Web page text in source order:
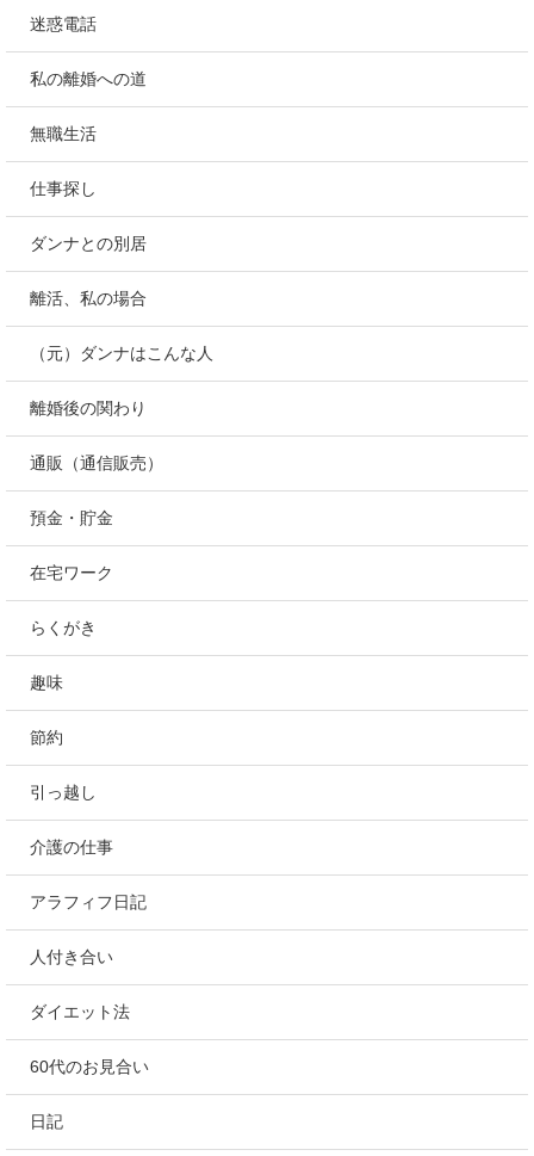
迷惑電話
私の離婚への道
無職生活
仕事探し
ダンナとの別居
離活、私の場合
（元）ダンナはこんな人
離婚後の関わり
通販（通信販売）
預金・貯金
在宅ワーク
らくがき
趣味
節約
引っ越し
介護の仕事
アラフィフ日記
人付き合い
ダイエット法
60代のお見合い
日記